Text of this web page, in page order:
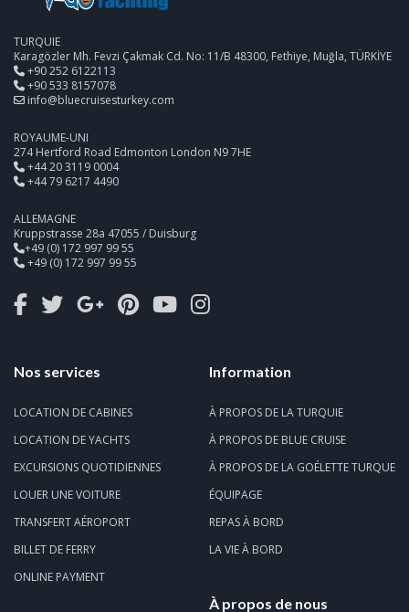
TURQUIE
Karagözler Mh. Fevzi Çakmak Cd. No: 11/B 48300, Fethiye, Muğla, TÜRKİYE
+90 252 6122113
+90 533 8157078
info@bluecruisesturkey.com
ROYAUME-UNI
274 Hertford Road Edmonton London N9 7HE
+44 20 3119 0004
+44 79 6217 4490
ALLEMAGNE
Kruppstrasse 28a 47055 / Duisburg
+49 (0) 172 997 99 55
+49 (0) 172 997 99 55
Nos services
LOCATION DE CABINES
LOCATION DE YACHTS
EXCURSIONS QUOTIDIENNES
LOUER UNE VOITURE
TRANSFERT AÉROPORT
BILLET DE FERRY
ONLINE PAYMENT
Information
À PROPOS DE LA TURQUIE
À PROPOS DE BLUE CRUISE
À PROPOS DE LA GOÉLETTE TURQUE
ÉQUIPAGE
REPAS À BORD
LA VIE À BORD
À propos de nous